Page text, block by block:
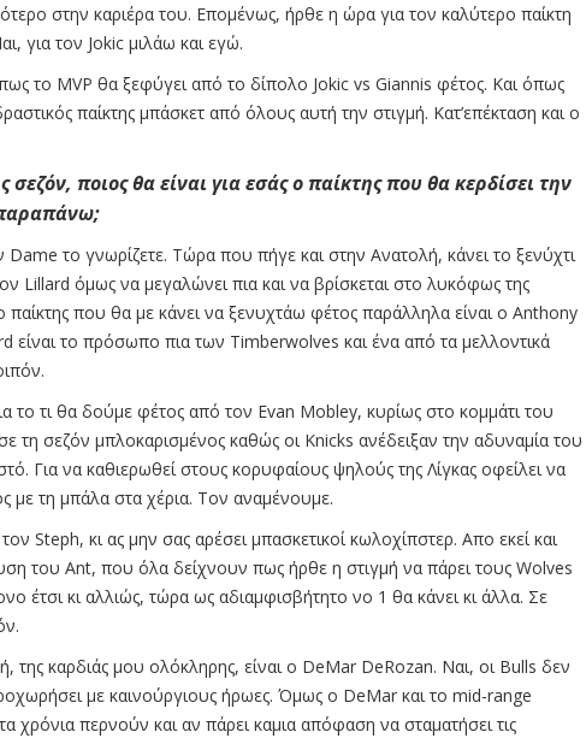
στην καριέρα του. Επομένως, ήρθε η ώρα για τον καλύτερο παίκτη
για τον Jokic μιλάω και εγώ.
το MVP θα ξεφύγει από το δίπολο Jokic vs Giannis φέτος. Και όπως
παίκτης μπάσκετ από όλους αυτή την στιγμή. Κατ’επέκταση και ο
σεζόν, ποιος θα είναι για εσάς ο παίκτης που θα κερδίσει την
το γνωρίζετε. Τώρα που πήγε και στην Ανατολή, κάνει το ξενύχτι
όμως να μεγαλώνει πια και να βρίσκεται στο λυκόφως της
παίκτης που θα με κάνει να ξενυχτάω φέτος παράλληλα είναι ο Anthony
είναι το πρόσωπο πια των Timberwolves και ένα από τα μελλοντικά
το τι θα δούμε φέτος από τον Evan Mobley, κυρίως στο κομμάτι του
τη σεζόν μπλοκαρισμένος καθώς οι Knicks ανέδειξαν την αδυναμία του
Για να καθιερωθεί στους κορυφαίους ψηλούς της Λίγκας οφείλει να
με τη μπάλα στα χέρια. Τον αναμένουμε.
Steph, κι ας μην σας αρέσει μπασκετικοί κωλοχίπστερ. Απο εκεί και
του Ant, που όλα δείχνουν πως ήρθε η στιγμή να πάρει τους Wolves
έτσι κι αλλιώς, τώρα ως αδιαμφισβήτητο νο 1 θα κάνει κι άλλα. Σε
της καρδιάς μου ολόκληρης, είναι ο DeMar DeRozan. Ναι, οι Bulls δεν
με καινούργιους ήρωες. Όμως ο DeMar και το mid-range
χρόνια περνούν και αν πάρει καμια απόφαση να σταματήσει τις